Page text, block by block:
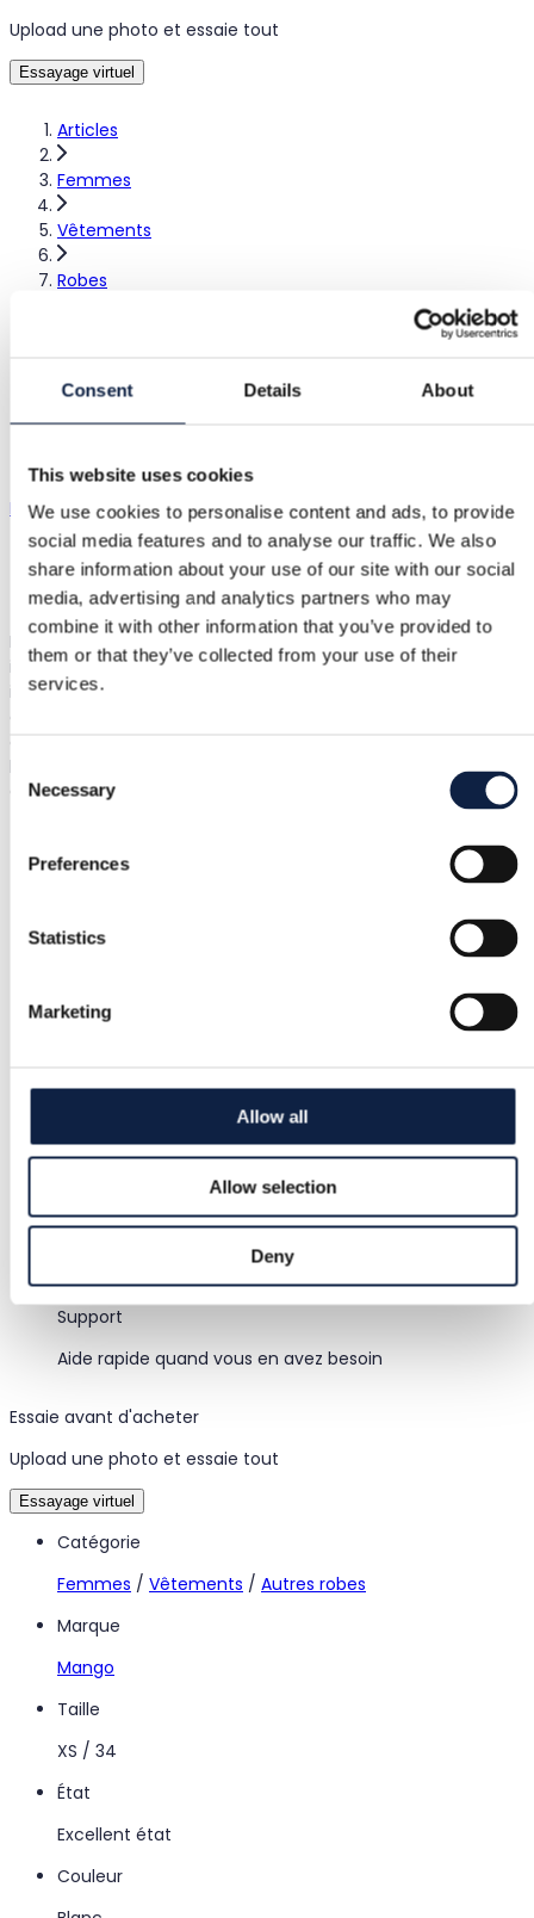
Consent Details About
This website uses cookies
We use cookies to personalise content and ads, to provide
social media features and to analyse our traffic. We also
share information about your use of our site with our social
media, advertising and analytics partners who may
combine it with other information that you’ve provided to
them or that they’ve collected from your use of their
services.
Consent
Selection
Necessary
Preferences
Statistics
Marketing
Allow all
Allow selection
Deny
Articles
Femmes
Vêtements
Robes
Mango chiffon sleeves tube dress
Upload une photo et essaie tout
Essayage virtuel
Mango|XS / 34|Excellent état
Beautiful ivory dress of firm knit. Opaque, fits just right
it holds its shape and actually feels like a so-called tube dress,
i.e. by no means some loose floppy material. Surprisingly
body-hugging :) length shoulder-hem approx. 82 cm.
Completely new, unused, flawless condition. #summer
22,00 €
Livraison dès 3,89 € Protection acheteur
Retours gratuits
Paiement sécurisé
Les fonds sont retenus jusqu'à confirmation que l'article
est conforme.
Support
Aide rapide quand vous en avez besoin
Essaie avant d'acheter
Upload une photo et essaie tout
Essayage virtuel
Catégorie
Femmes / Vêtements / Autres robes
Marque
Mango
Taille
XS / 34
État
Excellent état
Couleur